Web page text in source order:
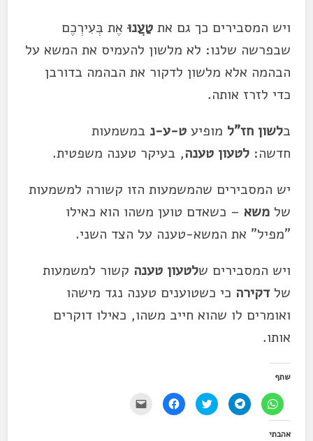
ויש המסבירים כך גם אתטַעֲנוּ אֶת בְּעִירְכֶם
שבפרשה שלנו: לא מלשון להעמיס את המשא על
הבהמה אלא מלשון לדקור את הבהמה בדורבן
כדי לזרז אותה.
בלשון חז"ל מופיעט-ע-נ במשמעות
חדשה:לטעון טענה, בעיקר טענה משפטית.
יש המסבירים שהמשמעות הזו קשורה למשמעות
שלמשא – כשאדם טוען משהו הוא כאילו
"מפיל" את המשא-טענה על הצד השני.
ויש המסבירים שלטעון טענה קשור למשמעות
שלדקירה כי כשטוענים טענה נגד מישהו
ואומרים לו שהוא חייב משהו, כאילו דוקרים
אותו.
שתף
ל
ח
ל
ח
ל
ח
ל
ח
אהבתי